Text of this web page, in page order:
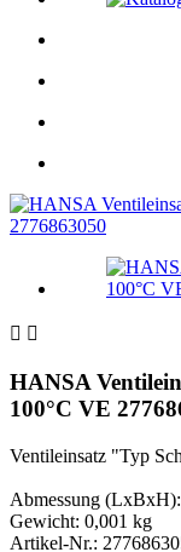
 
HANSA
100°C VE
Ventileinsatz "Typ
Abmessung
Gewicht: 0,001 kg
Artikel-Nr.: